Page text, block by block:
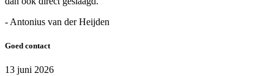
- Antonius van der Heijden
Goed contact
13 juni 2026